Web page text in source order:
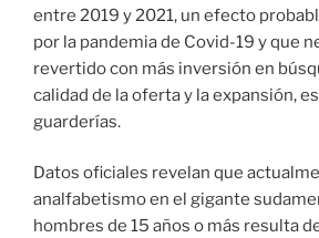
entre 2019 y 2021, un efecto
por la pandemia de Covid-19 y que
revertido con más inversión en
calidad de la oferta y la expansión,
guarderías.
Datos oficiales revelan que
analfabetismo en el gigante
hombres de 15 años o más resulta